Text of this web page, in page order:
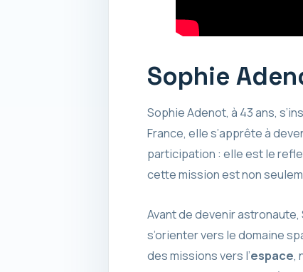
Sophie
Sophie Adenot, à 43 ans,
France, elle s’apprête à
participation : elle est le
cette mission est non
Avant de devenir
s’orienter vers le domaine
des missions vers l’espace,